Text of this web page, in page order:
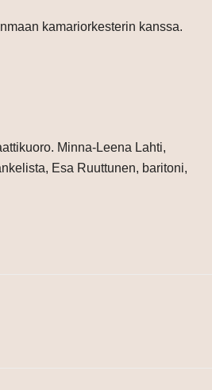
kamariorkesterin kanssa.
Minna-Leena Lahti,
Esa Ruuttunen, baritoni,